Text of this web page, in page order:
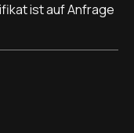
ist auf Anfrage